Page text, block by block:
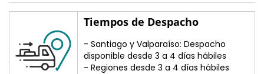
Tiempos de Despacho
- Santiago y Valparaíso: Despacho
disponible desde 3 a 4 días hábiles
- Regiones desde 3 a 4 días hábiles